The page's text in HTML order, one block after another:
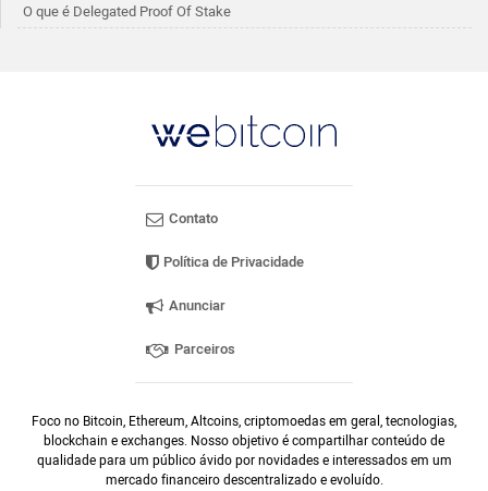
O que é Delegated Proof Of Stake
Contato
Política de Privacidade
Anunciar
Parceiros
Foco no Bitcoin, Ethereum, Altcoins, criptomoedas em geral, tecnologias,
blockchain e exchanges. Nosso objetivo é compartilhar conteúdo de
qualidade para um público ávido por novidades e interessados em um
mercado financeiro descentralizado e evoluído.